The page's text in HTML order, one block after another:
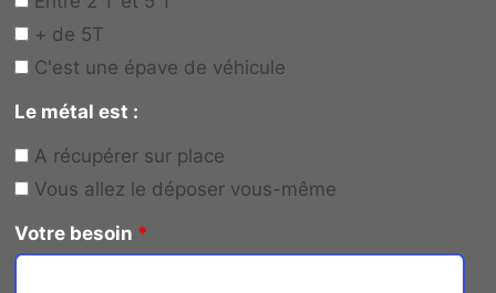
+ de 5T
C'est une épave de véhicule
Le métal est :
A récupérer sur place
Vous allez le déposer vous-même
Votre besoin *